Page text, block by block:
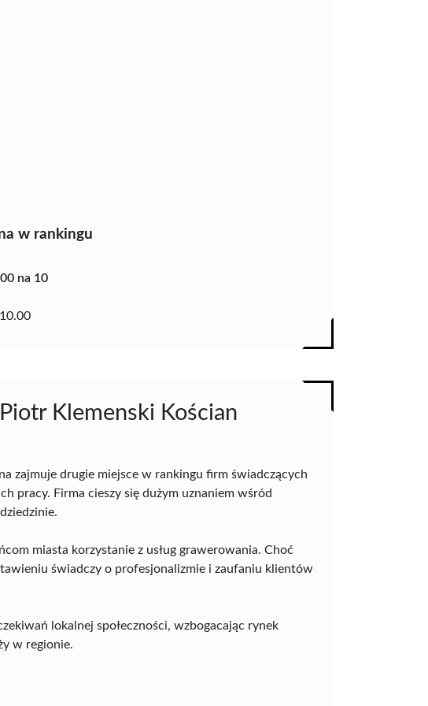
w rankingu
na 10
10.00
Klemenski Kościan
zajmuje drugie miejsce w rankingu firm świadczących
pracy. Firma cieszy się dużym uznaniem wśród
miasta korzystanie z usług grawerowania. Choć
świadczy o profesjonalizmie i zaufaniu klientów
lokalnej społeczności, wzbogacając rynek
w regionie.